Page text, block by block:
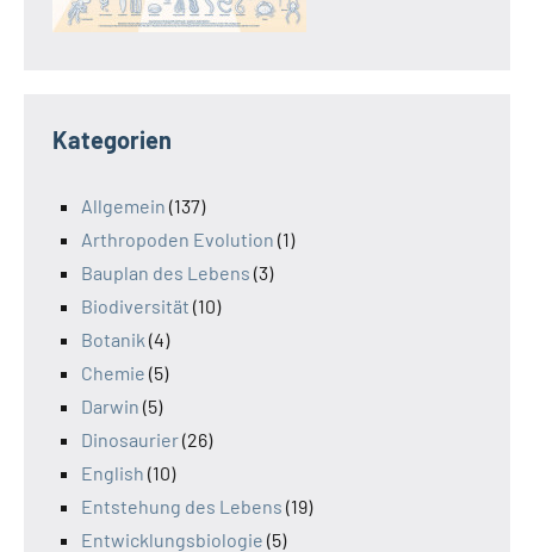
Kategorien
Allgemein (137)
Arthropoden Evolution (1)
Bauplan des Lebens (3)
Biodiversität (10)
Botanik (4)
Chemie (5)
Darwin (5)
Dinosaurier(26)
English (10)
Entstehung des Lebens (19)
Entwicklungsbiologie (5)